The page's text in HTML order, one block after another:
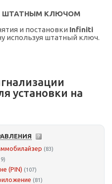
ШТАТНЫМ КЛЮЧОМ
и постановки Infiniti
используя штатный ключ.
установки на
(83)
(PIN) (107)
(81)